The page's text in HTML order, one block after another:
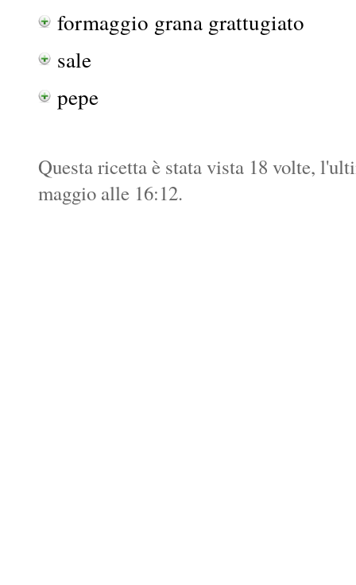
formaggio grana grattugiato
sale
pepe
Questa ricetta è stata vista 18 volte,
maggio alle 16:12.